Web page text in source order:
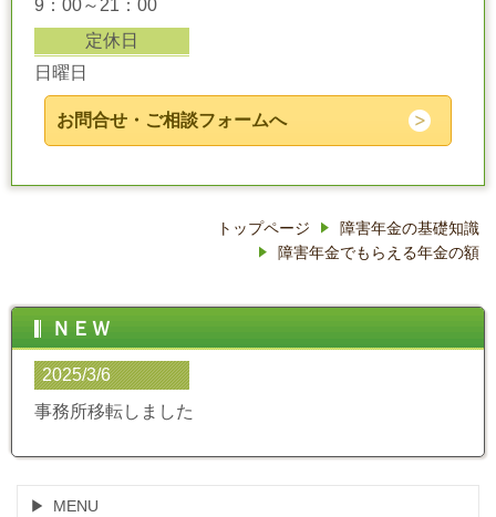
9：00～21：00
定休日
日曜日
お問合せ・ご相談フォームへ
トップページ
障害年金の基礎知識
障害年金でもらえる年金の額
ＮＥＷ
2025/3/6
事務所移転しました
MENU